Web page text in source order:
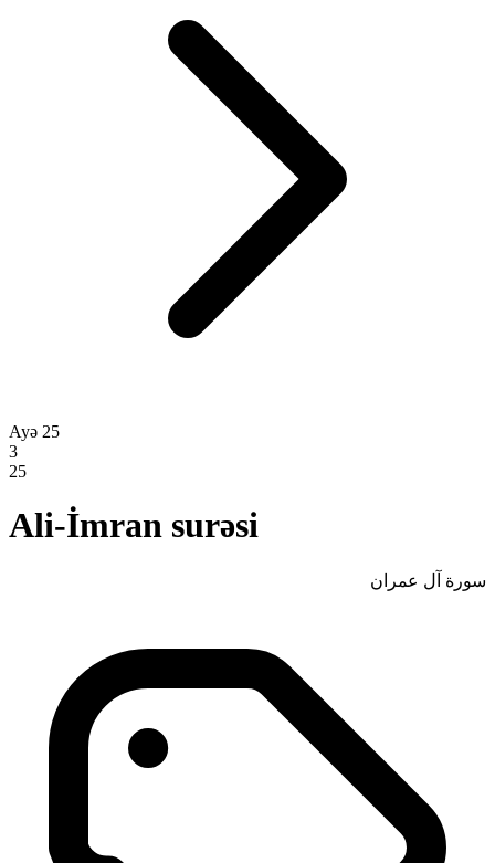
Ayə 25
3
25
Ali-İmran surəsi
سورة آل عمران